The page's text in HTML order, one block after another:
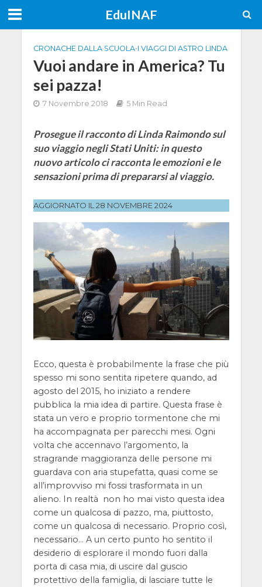
EduINAF
CRONACHE DALLA SCUOLA•I VIAGGI DI ASTRO LINDA
Vuoi andare in America? Tu
sei pazza!
7 Novembre 2018 5 Min Read
Prosegue il racconto di Linda Raimondo sul
suo viaggio negli Stati Uniti: in questo
nuovo articolo ci racconta le emozioni e le
sensazioni prima di prepararsi al viaggio.
AGGIORNATO IL 28 NOVEMBRE 2024
Ecco, questa è probabilmente la frase che più
spesso mi sono sentita ripetere quando, ad
agosto del 2015, ho iniziato a rendere
pubblica la mia idea di partire. Questa frase è
stata un vero e proprio tormentone che mi
ha accompagnata per parecchi mesi. Ogni
volta che accennavo l’argomento, la
stragrande maggioranza delle persone mi
guardava con aria stupefatta, quasi come se
all’improvviso mi fossi trasformata in un
alieno. In realtà non ho mai visto questa idea
come un qualcosa di pazzo, ma, piuttosto,
come un qualcosa di necessario. Proprio così,
necessario… A un certo punto ho sentito il
desiderio di esplorare il mondo fuori dalla
porta di casa mia, di uscire dal guscio
protettivo della famiglia, di lasciare tutte le